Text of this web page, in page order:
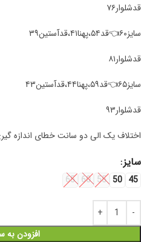
قدشلوار۷۶
سایز۶۰👈قد۵۴،پهنا۴۱،قدآستین۳۹
قدشلوار۸۱
سایز۶۵👈قد۵۹،پهنا۴۴،قدآستین۴۳
قدشلوار۹۳
اختلاف یک الی دو سانت خطای اندازه
سایز
45
50
55
60
65
افزودن به